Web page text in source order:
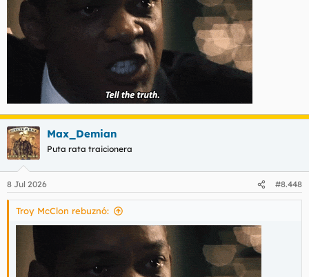
Max_Demian
Puta rata traicionera
8 Jul 2026 #8.448
Troy McClon rebuznó: